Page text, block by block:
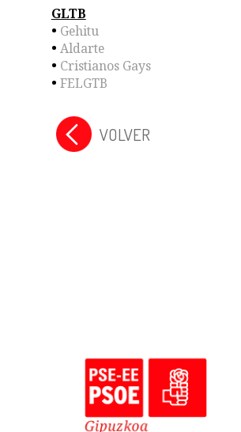
GLTB
• Gehitu
• Aldarte
• Cristianos Gays
• FELGTB
VOLVER